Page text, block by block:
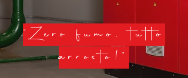
"Zero fumo, tutto
arrosto!"